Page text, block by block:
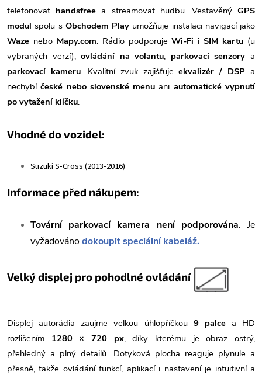
telefonovat handsfree a streamovat hudbu. VestavěnýGPS
modul spolu s Obchodem Play umožňuje instalaci navigací jako
Waze nebo Mapy.com. Rádio podporujeWi-Fi iSIM kartu (u
vybraných verzí),ovládání na volantu, parkovací senzory a
parkovací kameru. Kvalitní zvuk zajišťujeekvalizér / DSP a
nechybíčeské nebo slovenské menu ani automatické vypnutí
po vytažení klíčku.
Vhodné do vozidel:
Suzuki S-Cross (2013-2016)
Informace před nákupem:
Tovární parkovací kamera není podporována. Je
vyžadováno dokoupit speciální kabeláž.
Velký displej pro pohodlné ovládání
Displej autorádia zaujme velkou úhlopříčkou 9 palcea HD
rozlišením 1280 × 720 px, díky kterému je obraz ostrý,
přehledný a plný detailů. Dotyková plocha reaguje plynule a
přesně, takže ovládání funkcí, aplikací i nastavení je intuitivní a